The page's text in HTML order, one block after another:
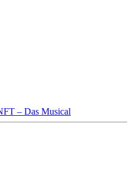
– Das Musical